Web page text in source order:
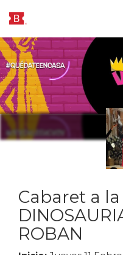
Cabaret a
ROBAN